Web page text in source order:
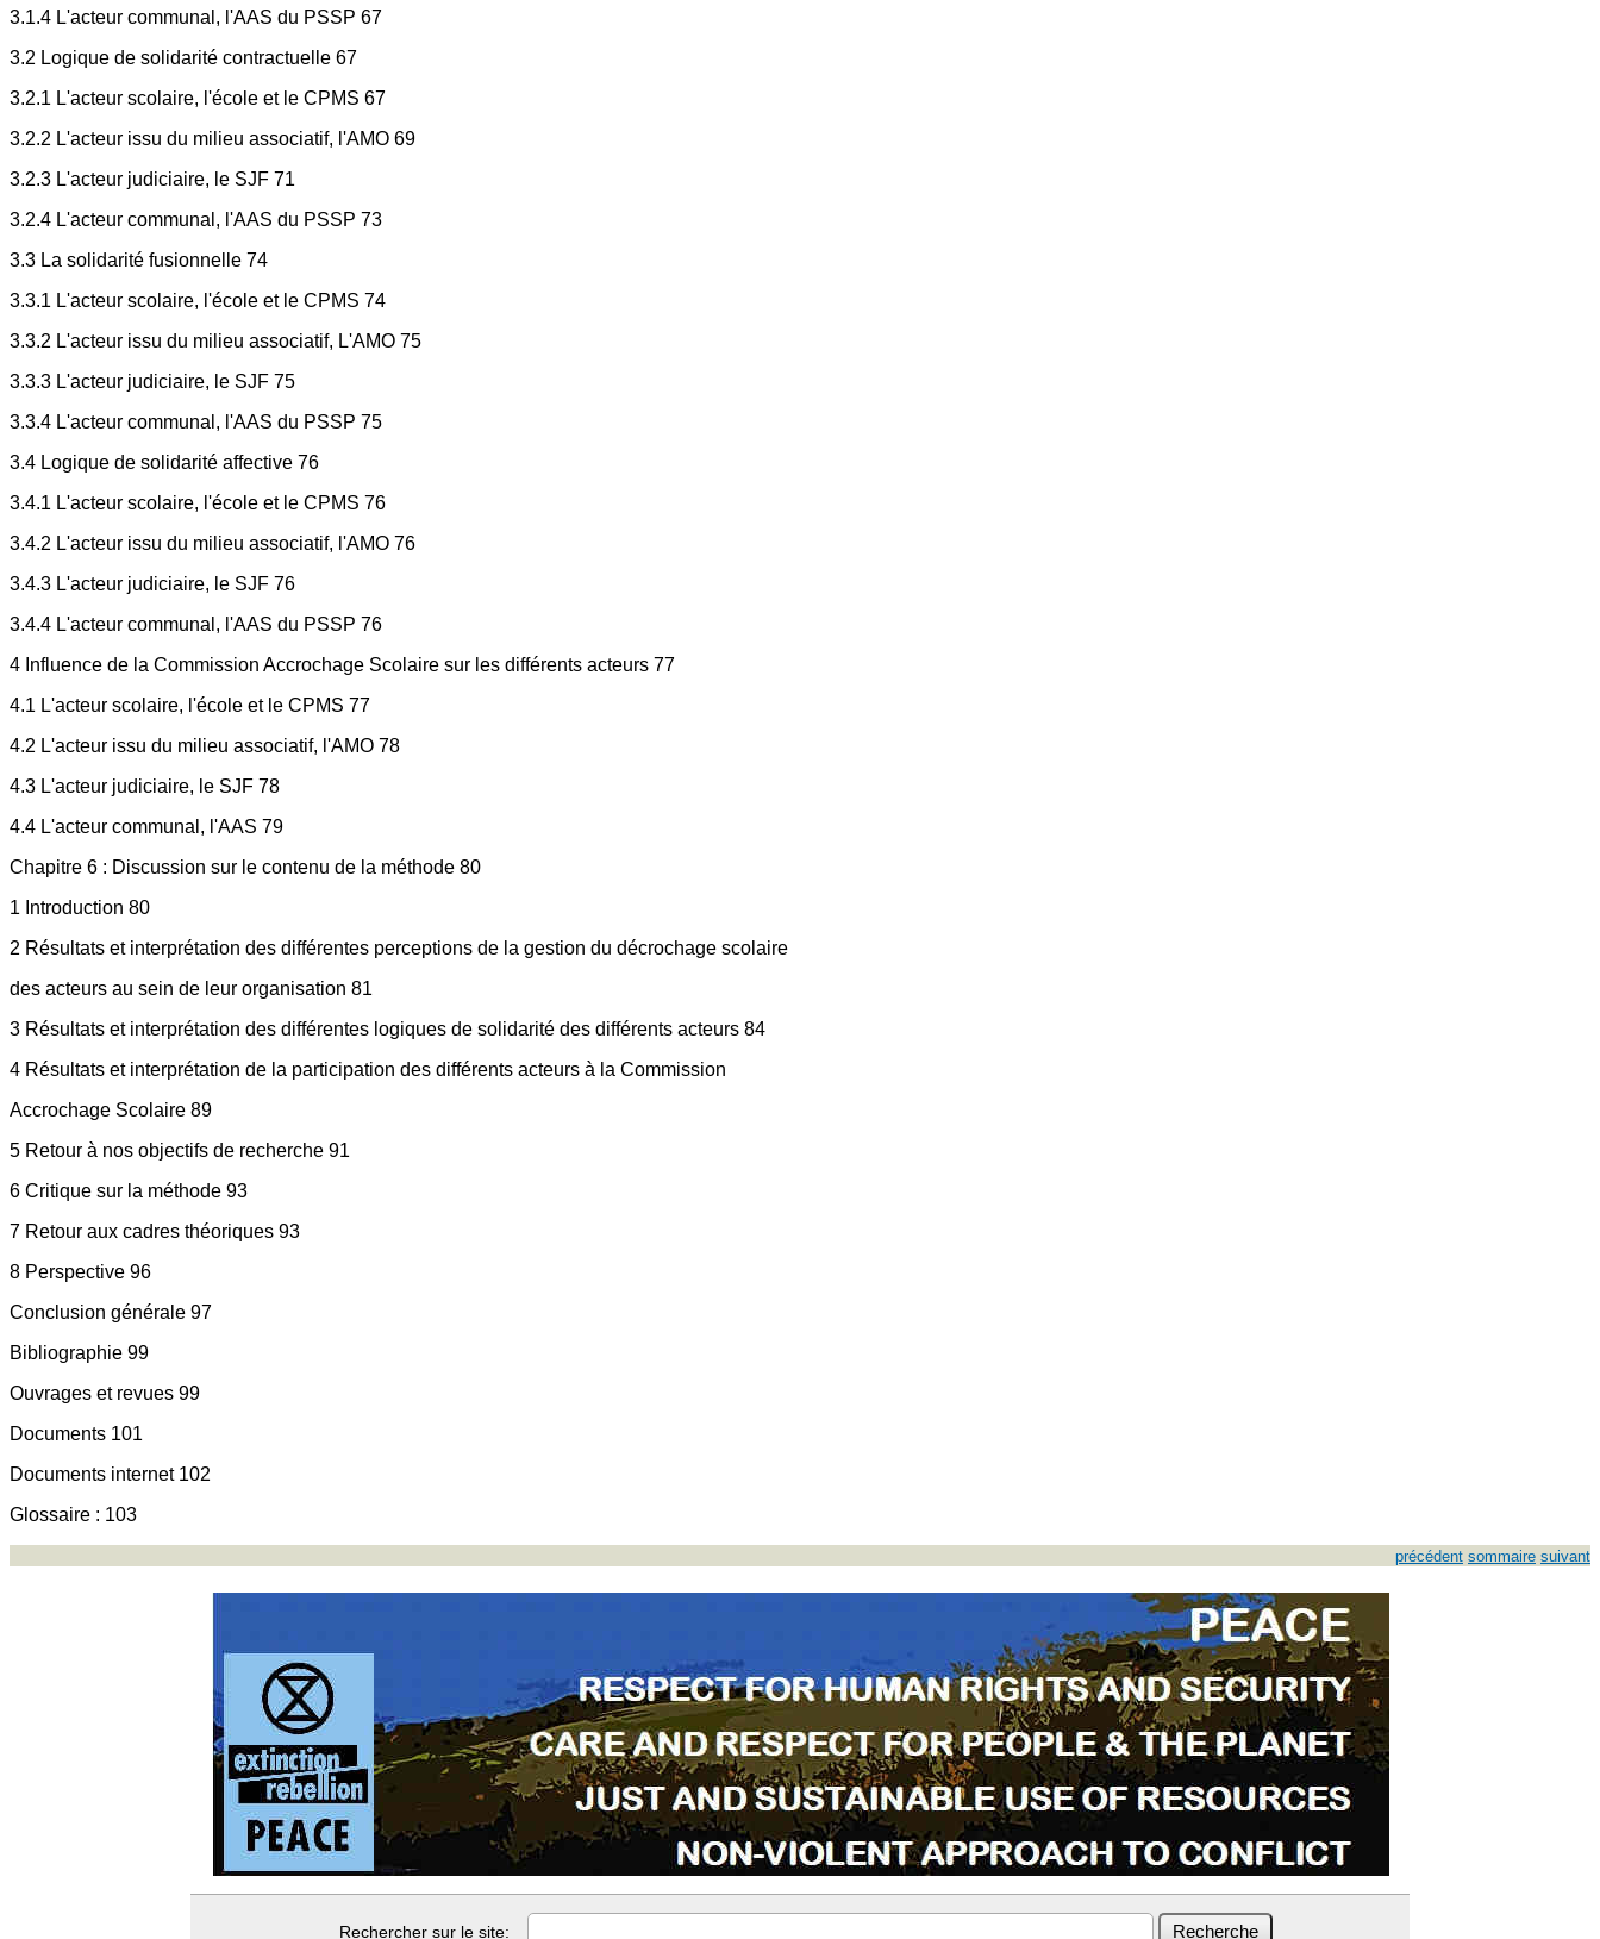
3.1.4 L'acteur communal, l'AAS du PSSP 67
3.2 Logique de solidarité contractuelle 67
3.2.1 L'acteur scolaire, l'école et le CPMS 67
3.2.2 L'acteur issu du milieu associatif, l'AMO 69
3.2.3 L'acteur judiciaire, le SJF 71
3.2.4 L'acteur communal, l'AAS du PSSP 73
3.3 La solidarité fusionnelle 74
3.3.1 L'acteur scolaire, l'école et le CPMS 74
3.3.2 L'acteur issu du milieu associatif, L'AMO 75
3.3.3 L'acteur judiciaire, le SJF 75
3.3.4 L'acteur communal, l'AAS du PSSP 75
3.4 Logique de solidarité affective 76
3.4.1 L'acteur scolaire, l'école et le CPMS 76
3.4.2 L'acteur issu du milieu associatif, l'AMO 76
3.4.3 L'acteur judiciaire, le SJF 76
3.4.4 L'acteur communal, l'AAS du PSSP 76
4 Influence de la Commission Accrochage Scolaire sur les différents acteurs 77
4.1 L'acteur scolaire, l'école et le CPMS 77
4.2 L'acteur issu du milieu associatif, l'AMO 78
4.3 L'acteur judiciaire, le SJF 78
4.4 L'acteur communal, l'AAS 79
Chapitre 6 : Discussion sur le contenu de la méthode 80
1 Introduction 80
2 Résultats et interprétation des différentes perceptions de la gestion du décrochage scolaire
des acteurs au sein de leur organisation 81
3 Résultats et interprétation des différentes logiques de solidarité des différents acteurs 84
4 Résultats et interprétation de la participation des différents acteurs à la Commission
Accrochage Scolaire 89
5 Retour à nos objectifs de recherche 91
6 Critique sur la méthode 93
7 Retour aux cadres théoriques 93
8 Perspective 96
Conclusion générale 97
Bibliographie 99
Ouvrages et revues 99
Documents 101
Documents internet 102
Glossaire : 103
précédent sommaire suivant
Rechercher sur le site: